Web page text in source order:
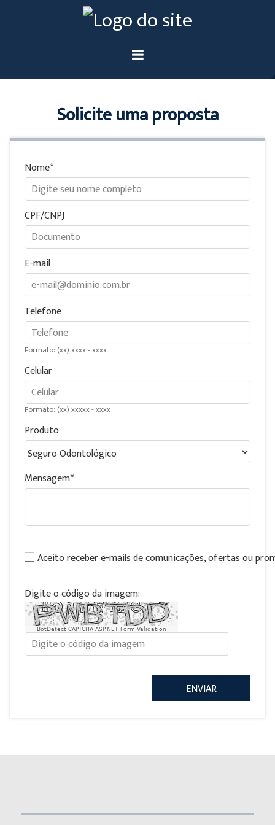
Solicite uma proposta
Nome
CPF/CNPJ
E-mail
Telefone
Formato: (xx) xxxx - xxxx
Celular
Formato: (xx) xxxxx - xxxx
Produto
Mensagem
Aceito receber e-mails de comunicações, ofertas ou
Digite o código da imagem:
BotDetect CAPTCHA ASP.NET Form Validation
ENVIAR